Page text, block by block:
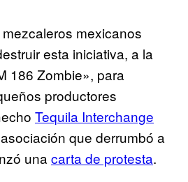
mexicanos
esta iniciativa, a la
186 Zombie», para
productores
Tequila Interchange
que derrumbó a
una carta de protesta.